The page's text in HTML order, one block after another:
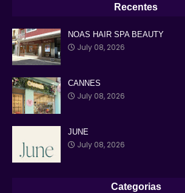
Recentes
NOAS HAIR SPA BEAUTY
July 08, 2026
CANNES
July 08, 2026
JUNE
July 08, 2026
Categorias